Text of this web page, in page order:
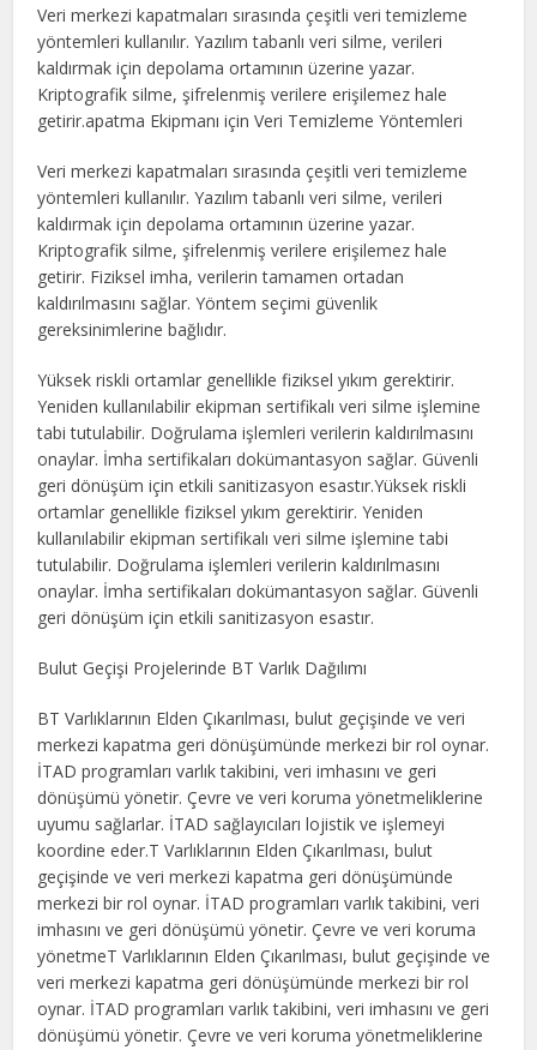
Veri merkezi kapatmaları sırasında çeşitli veri temizleme
yöntemleri kullanılır. Yazılım tabanlı veri silme, verileri
kaldırmak için depolama ortamının üzerine yazar.
Kriptografik silme, şifrelenmiş verilere erişilemez hale
getirir.apatma Ekipmanı için Veri Temizleme Yöntemleri
Veri merkezi kapatmaları sırasında çeşitli veri temizleme
yöntemleri kullanılır. Yazılım tabanlı veri silme, verileri
kaldırmak için depolama ortamının üzerine yazar.
Kriptografik silme, şifrelenmiş verilere erişilemez hale
getirir. Fiziksel imha, verilerin tamamen ortadan
kaldırılmasını sağlar. Yöntem seçimi güvenlik
gereksinimlerine bağlıdır.
Yüksek riskli ortamlar genellikle fiziksel yıkım gerektirir.
Yeniden kullanılabilir ekipman sertifikalı veri silme işlemine
tabi tutulabilir. Doğrulama işlemleri verilerin kaldırılmasını
onaylar. İmha sertifikaları dokümantasyon sağlar. Güvenli
geri dönüşüm için etkili sanitizasyon esastır.Yüksek riskli
ortamlar genellikle fiziksel yıkım gerektirir. Yeniden
kullanılabilir ekipman sertifikalı veri silme işlemine tabi
tutulabilir. Doğrulama işlemleri verilerin kaldırılmasını
onaylar. İmha sertifikaları dokümantasyon sağlar. Güvenli
geri dönüşüm için etkili sanitizasyon esastır.
Bulut Geçişi Projelerinde BT Varlık Dağılımı
BT Varlıklarının Elden Çıkarılması, bulut geçişinde ve veri
merkezi kapatma geri dönüşümünde merkezi bir rol oynar.
İTAD programları varlık takibini, veri imhasını ve geri
dönüşümü yönetir. Çevre ve veri koruma yönetmeliklerine
uyumu sağlarlar. İTAD sağlayıcıları lojistik ve işlemeyi
koordine eder.T Varlıklarının Elden Çıkarılması, bulut
geçişinde ve veri merkezi kapatma geri dönüşümünde
merkezi bir rol oynar. İTAD programları varlık takibini, veri
imhasını ve geri dönüşümü yönetir. Çevre ve veri koruma
yönetmeT Varlıklarının Elden Çıkarılması, bulut geçişinde ve
veri merkezi kapatma geri dönüşümünde merkezi bir rol
oynar. İTAD programları varlık takibini, veri imhasını ve geri
dönüşümü yönetir. Çevre ve veri koruma yönetmeliklerine